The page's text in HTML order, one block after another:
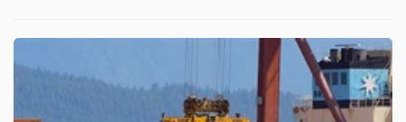
chứng
khoán